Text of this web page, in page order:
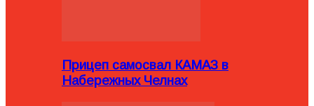
Прицеп самосвал КАМАЗ в
Набережных Челнах